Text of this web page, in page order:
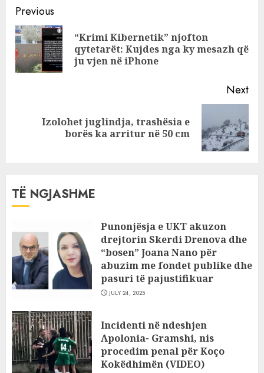
Angli, dëmi
miliona paund!
Continue
Reading
Previous
“Krimi Kibernetik” njofton
qytetarët: Kujdes nga ky mesazh që
ju vjen në iPhone
Next
Izolohet juglindja, trashësia e
borës ka arritur në 50 cm
TË NGJASHME
Punonjësja e UKT akuzon
drejtorin Skerdi Drenova dhe
“bosen” Joana Nano për
abuzim me fondet publike dhe
pasuri të pajustifikuar
JULY 24, 2025
Incidenti në ndeshjen
Apolonia- Gramshi, nis
procedim penal për Koço
Kokëdhimën (VIDEO)